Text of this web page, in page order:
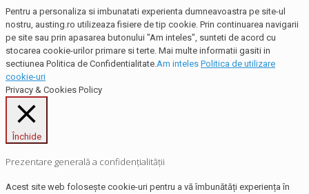
Pentru a personaliza si imbunatati experienta dumneavoastra pe site-ul
nostru, austing.ro utilizeaza fisiere de tip cookie. Prin continuarea navigarii
pe site sau prin apasarea butonului "Am inteles", sunteti de acord cu
stocarea cookie-urilor primare si terte. Mai multe informatii gasiti in
sectiunea Politica de Confidentialitate. Am inteles Politica de utilizare
cookie-uri
Privacy & Cookies Policy
Închide
Prezentare generală a confidențialității
Acest site web folosește cookie-uri pentru a vă îmbunătăți experiența în